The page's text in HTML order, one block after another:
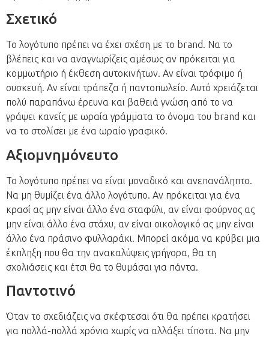
Σχετικό
Το λογότυπο πρέπει να έχει σχέση με το brand. Να το
βλέπεις και να αναγνωρίζεις αμέσως αν πρόκειται για
κομμωτήριο ή έκθεση αυτοκινήτων. Αν είναι τρόφιμο ή
συσκευή. Αν είναι τράπεζα ή παντοπωλείο. Αυτό χρειάζεται
πολύ παραπάνω έρευνα και βαθειά γνώση από το να
γράψει κανείς με ωραία γράμματα το όνομα του brand και
να το στολίσει με ένα ωραίο γραφικό.
Αξιομνημόνευτο
Το λογότυπο πρέπει να είναι μοναδικό και ανεπανάληπτο.
Να μη θυμίζει ένα άλλο λογότυπο. Αν πρόκειται για ένα
κρασί ας μην είναι άλλο ένα σταφύλι, αν είναι φούρνος ας
μην είναι άλλο ένα στάχυ, αν είναι οικολογικό ας μην είναι
άλλο ένα πράσινο φυλλαράκι. Μπορεί ακόμα να κρύβει μια
έκπληξη που θα την ανακαλύψεις γρήγορα, θα τη
σχολιάσεις και έτσι θα το θυμάσαι για πάντα.
Παντοτινό
Όταν το σχεδιάζεις να σκέφτεσαι ότι θα πρέπει κρατήσει
για πολλά-πολλά χρόνια χωρίς να αλλάξει τίποτα. Να μην